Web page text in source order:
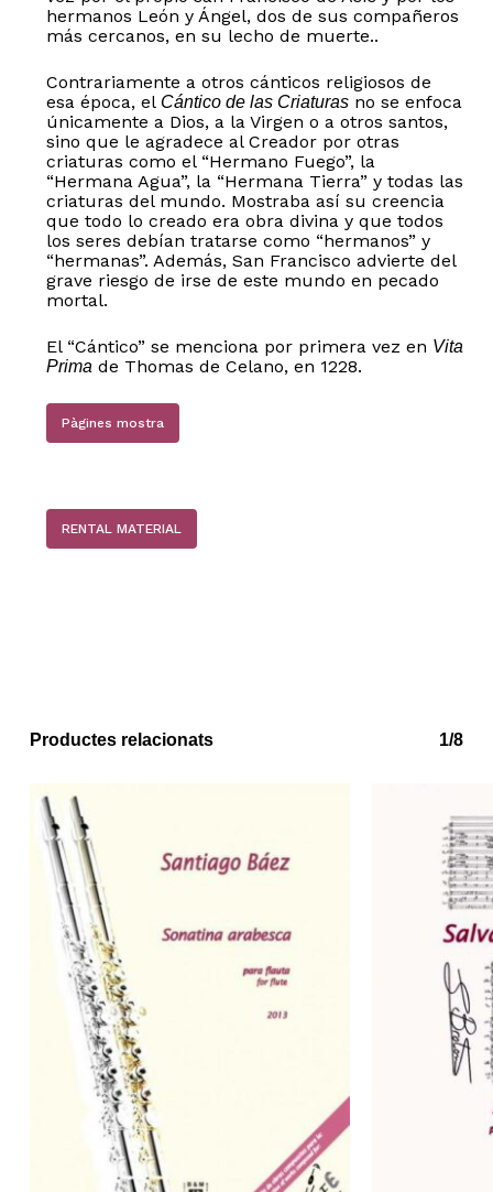
No hi ha productes a la cistella.
Go to shop
hermanos León y Ángel, dos de sus compañeros
más cercanos, en su lecho de muerte..
Contrariamente a otros cánticos religiosos de
esa época, el Cántico de las Criaturasno se enfoca
únicamente a Dios, a la Virgen o a otros santos,
sino que le agradece al Creador por otras
criaturas como el “Hermano Fuego”, la
“Hermana Agua”, la “Hermana Tierra” y todas las
criaturas del mundo. Mostraba así su creencia
que todo lo creado era obra divina y que todos
los seres debían tratarse como “hermanos” y
“hermanas”. Además, San Francisco advierte del
grave riesgo de irse de este mundo en pecado
mortal.
El “Cántico” se menciona por primera vez en Vita
Primade Thomas de Celano, en 1228.
Pàgines mostra
RENTAL MATERIAL
Productes relacionats 1/8